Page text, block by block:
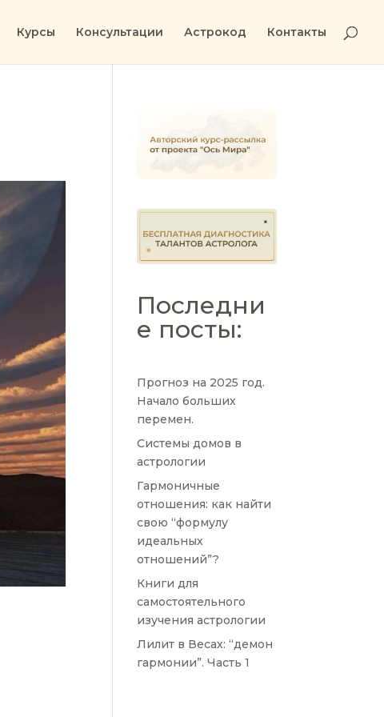
Курсы Консультации Астрокод Контакты
Последни
е посты:
Прогноз на 2025 год.
Начало больших
перемен.
Системы домов в
астрологии
Гармоничные
отношения: как найти
свою “формулу
идеальных
отношений”?
Книги для
самостоятельного
изучения астрологии
Лилит в Весах: “демон
гармонии”. Часть 1